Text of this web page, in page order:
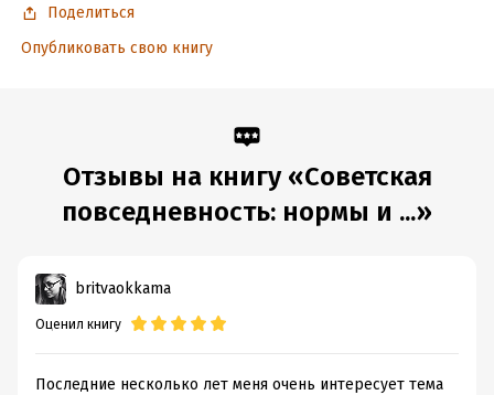
Объем:
Время на чтение:12 ч.
Поделиться
Опубликовать свою книгу
Отзывы на книгу «Cоветская
повседневность: нормы и ...»
britvaokkama
Оценил книгу
Последние несколько лет меня очень интересует тема